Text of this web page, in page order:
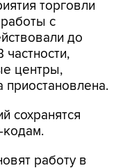
до
центры,
сохранятся
работу в